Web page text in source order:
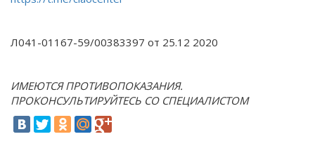
Л041-01167-59/00383397 от 25.12 2020
ИМЕЮТСЯ ПРОТИВОПОКАЗАНИЯ.
ПРОКОНСУЛЬТИРУЙТЕСЬ СО СПЕЦИАЛИСТОМ